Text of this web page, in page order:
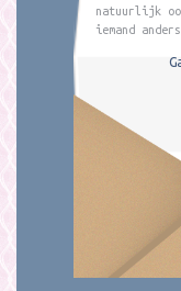
natuurlijk
iemand